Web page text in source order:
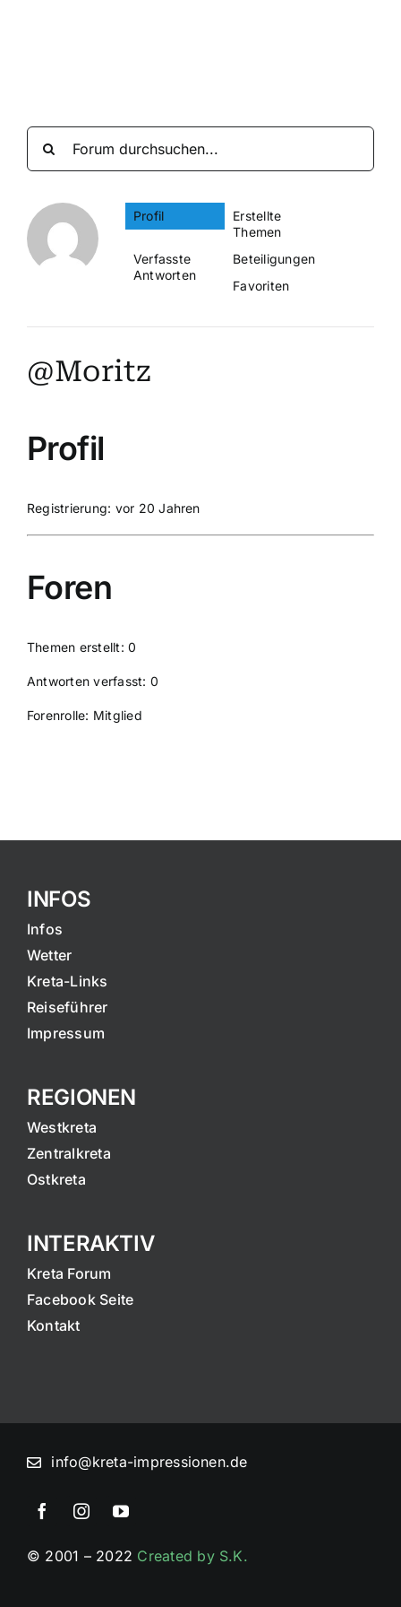
Profil
Erstellte
Themen
Verfasste
Antworten
Beteiligungen
Favoriten
@Moritz
Profil
Registrierung: vor 20 Jahren
Foren
Themen erstellt: 0
Antworten verfasst: 0
Forenrolle: Mitglied
INFOS
Infos
Wetter
Kreta-Links
Reiseführer
Impressum
REGIONEN
Westkreta
Zentralkreta
Ostkreta
INTERAKTIV
Kreta Forum
Facebook Seite
Kontakt
info@kreta-impressionen.de
© 2001 – 2022 Created by S.K.